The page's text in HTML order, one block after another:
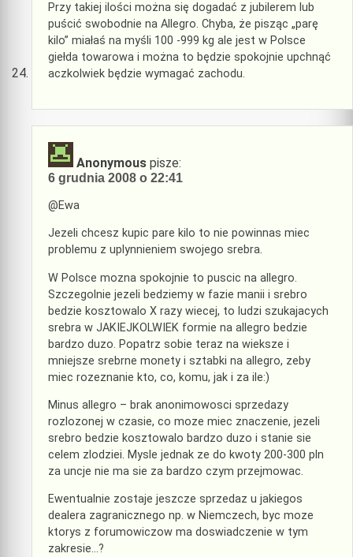
Przy takiej ilości można się dogadać z jubilerem lub
puścić swobodnie na Allegro. Chyba, że pisząc „parę
kilo” miałaś na myśli 100 -999 kg ale jest w Polsce
giełda towarowa i można to będzie spokojnie upchnąć
aczkolwiek będzie wymagać zachodu.
Anonymous pisze:
6 grudnia 2008 o 22:41
@Ewa
Jezeli chcesz kupic pare kilo to nie powinnas miec
problemu z uplynnieniem swojego srebra.
W Polsce mozna spokojnie to puscic na allegro.
Szczegolnie jezeli bedziemy w fazie manii i srebro
bedzie kosztowalo X razy wiecej, to ludzi szukajacych
srebra w JAKIEJKOLWIEK formie na allegro bedzie
bardzo duzo. Popatrz sobie teraz na wieksze i
mniejsze srebrne monety i sztabki na allegro, zeby
miec rozeznanie kto, co, komu, jak i za ile:)
Minus allegro – brak anonimowosci sprzedazy
rozlozonej w czasie, co moze miec znaczenie, jezeli
srebro bedzie kosztowalo bardzo duzo i stanie sie
celem zlodziei. Mysle jednak ze do kwoty 200-300 pln
za uncje nie ma sie za bardzo czym przejmowac.
Ewentualnie zostaje jeszcze sprzedaz u jakiegos
dealera zagranicznego np. w Niemczech, byc moze
ktorys z forumowiczow ma doswiadczenie w tym
zakresie…?